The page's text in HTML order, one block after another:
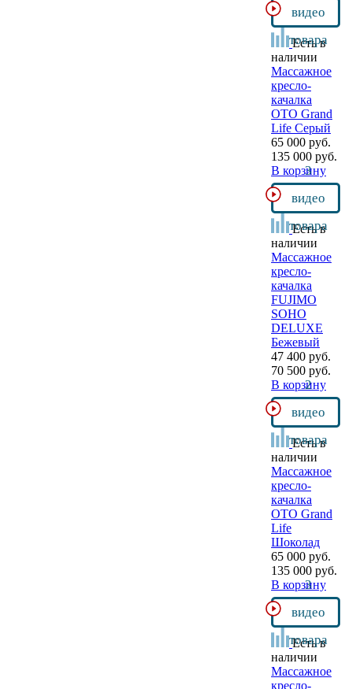
видео
товара
Есть в
наличии
Массажное
кресло-
качалка
OTO Grand
Life Серый
65 000 руб.
135 000 руб.
В корзину
3
видео
товара
Есть в
наличии
Массажное
кресло-
качалка
FUJIMO
SOHO
DELUXE
Бежевый
47 400 руб.
70 500 руб.
В корзину
2
видео
товара
Есть в
наличии
Массажное
кресло-
качалка
OTO Grand
Life
Шоколад
65 000 руб.
135 000 руб.
В корзину
3
видео
товара
Есть в
наличии
Массажное
кресло-